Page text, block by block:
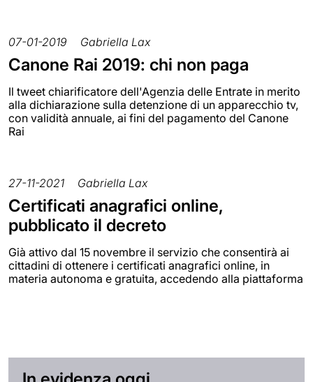
07-01-2019 Gabriella Lax
Canone Rai 2019: chi non paga
Il tweet chiarificatore dell'Agenzia delle Entrate in merito
alla dichiarazione sulla detenzione di un apparecchio tv,
con validità annuale, ai fini del pagamento del Canone
Rai
27-11-2021 Gabriella Lax
Certificati anagrafici online,
pubblicato il decreto
Già attivo dal 15 novembre il servizio che consentirà ai
cittadini di ottenere i certificati anagrafici online, in
materia autonoma e gratuita, accedendo alla piattaforma